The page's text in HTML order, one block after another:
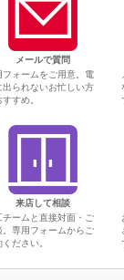
メールで質問
フォームをご用意。電
出られないお忙しい方
すすめ。
来店して相談
チームと直接対面・ご
。専用フォームからご
ください。